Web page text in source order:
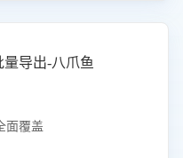
导出-八爪鱼
面覆盖